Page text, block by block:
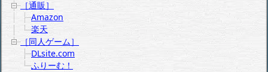
［通販］
Amazon
楽天
［同人ゲーム］
DLsite.com
ふりーむ！